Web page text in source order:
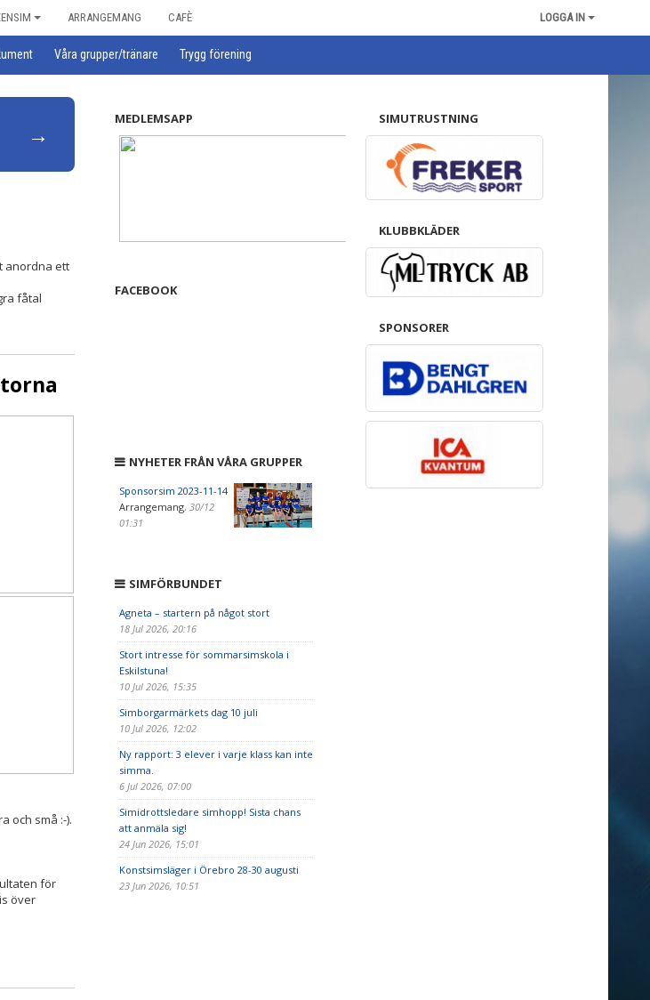
ARRANGEMANG CAFÈ LOGGA IN
Våra grupper/tränare Trygg förening
→
anordna ett
fåtal
och små :-).
för
över
MEDLEMSAPP
FACEBOOK
NYHETER FRÅN VÅRA GRUPPER
Sponsorsim 2023-11-14
Arrangemang, 30/12
01:31
SIMFÖRBUNDET
Agneta – startern på något stort
18 Jul 2026, 20:16
Stort intresse för sommarsimskola i
Eskilstuna!
10 Jul 2026, 15:35
Simborgarmärkets dag 10 juli
10 Jul 2026, 12:02
Ny rapport: 3 elever i varje klass kan inte
simma.
6 Jul 2026, 07:00
Simidrottsledare simhopp! Sista chans
att anmäla sig!
24 Jun 2026, 15:01
Konstsimsläger i Örebro 28-30 augusti
23 Jun 2026, 10:51
SIMUTRUSTNING
KLUBBKLÄDER
SPONSORER